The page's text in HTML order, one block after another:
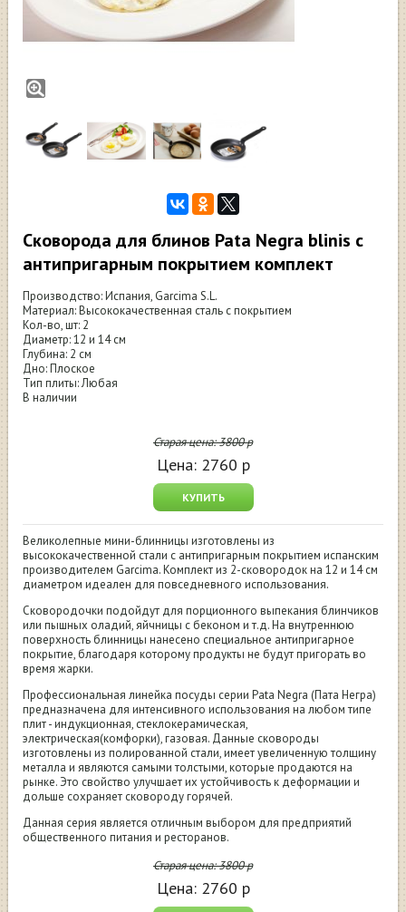
Сковорода для блинов Pata Negra blinis c
антипригарным покрытием комплект
Производство: Испания, Garcima S.L.
Материал: Высококачественная сталь с покрытием
Кол-во, шт: 2
Диаметр: 12 и 14 см
Глубина: 2 см
Дно: Плоское
Тип плиты: Любая
В наличии
Старая цена:3800р
Цена: 2760 р
КУПИТЬ
Великолепные мини-блинницы изготовлены из
высококачественной стали с антипригарным покрытием испанским
производителем Garcima. Комплект из 2-сковородок на 12 и 14 см
диаметром идеален для повседневного использования.
Сковородочки подойдут для порционного выпекания блинчиков
или пышных оладий, яйчницы с беконом и т.д. На внутреннюю
поверхность блинницы нанесено специальное антипригарное
покрытие, благодаря которому продукты не будут пригорать во
время жарки.
Профессиональная линейка посуды серии Pata Negra (Пата Негра)
предназначена для интенсивного использования на любом типе
плит - индукционная, стеклокерамическая,
электрическая(комфорки), газовая. Данные сковороды
изготовлены из полированной стали, имеет увеличенную толщину
металла и являются самыми толстыми, которые продаются на
рынке. Это свойство улучшает их устойчивость к деформации и
дольше сохраняет сковороду горячей.
Данная серия является отличным выбором для предприятий
общественного питания и ресторанов.
Старая цена:3800р
Цена: 2760 р